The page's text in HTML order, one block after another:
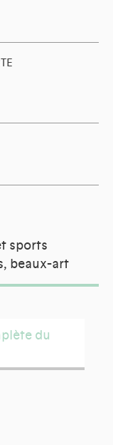
sports
beaux-art
du